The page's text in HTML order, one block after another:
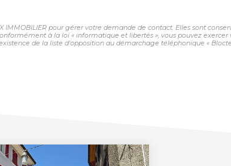
pour gérer votre demande de contact. Elles sont
à la loi « informatique et libertés », vous pouvez
de la liste d'opposition au démarchage téléphonique «